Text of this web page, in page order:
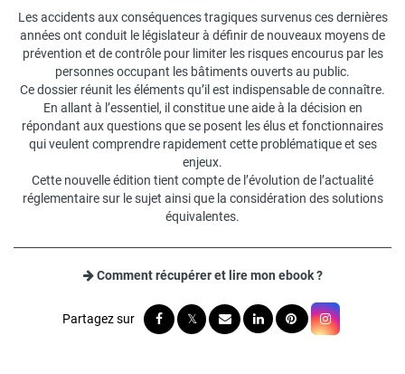
Les accidents aux conséquences tragiques survenus ces dernières
années ont conduit le législateur à définir de nouveaux moyens de
prévention et de contrôle pour limiter les risques encourus par les
personnes occupant les bâtiments ouverts au public.
Ce dossier réunit les éléments qu’il est indispensable de connaître.
En allant à l’essentiel, il constitue une aide à la décision en
répondant aux questions que se posent les élus et fonctionnaires
qui veulent comprendre rapidement cette problématique et ses
enjeux.
Cette nouvelle édition tient compte de l’évolution de l’actualité
réglementaire sur le sujet ainsi que la considération des solutions
équivalentes.
Comment récupérer et lire mon ebook ?